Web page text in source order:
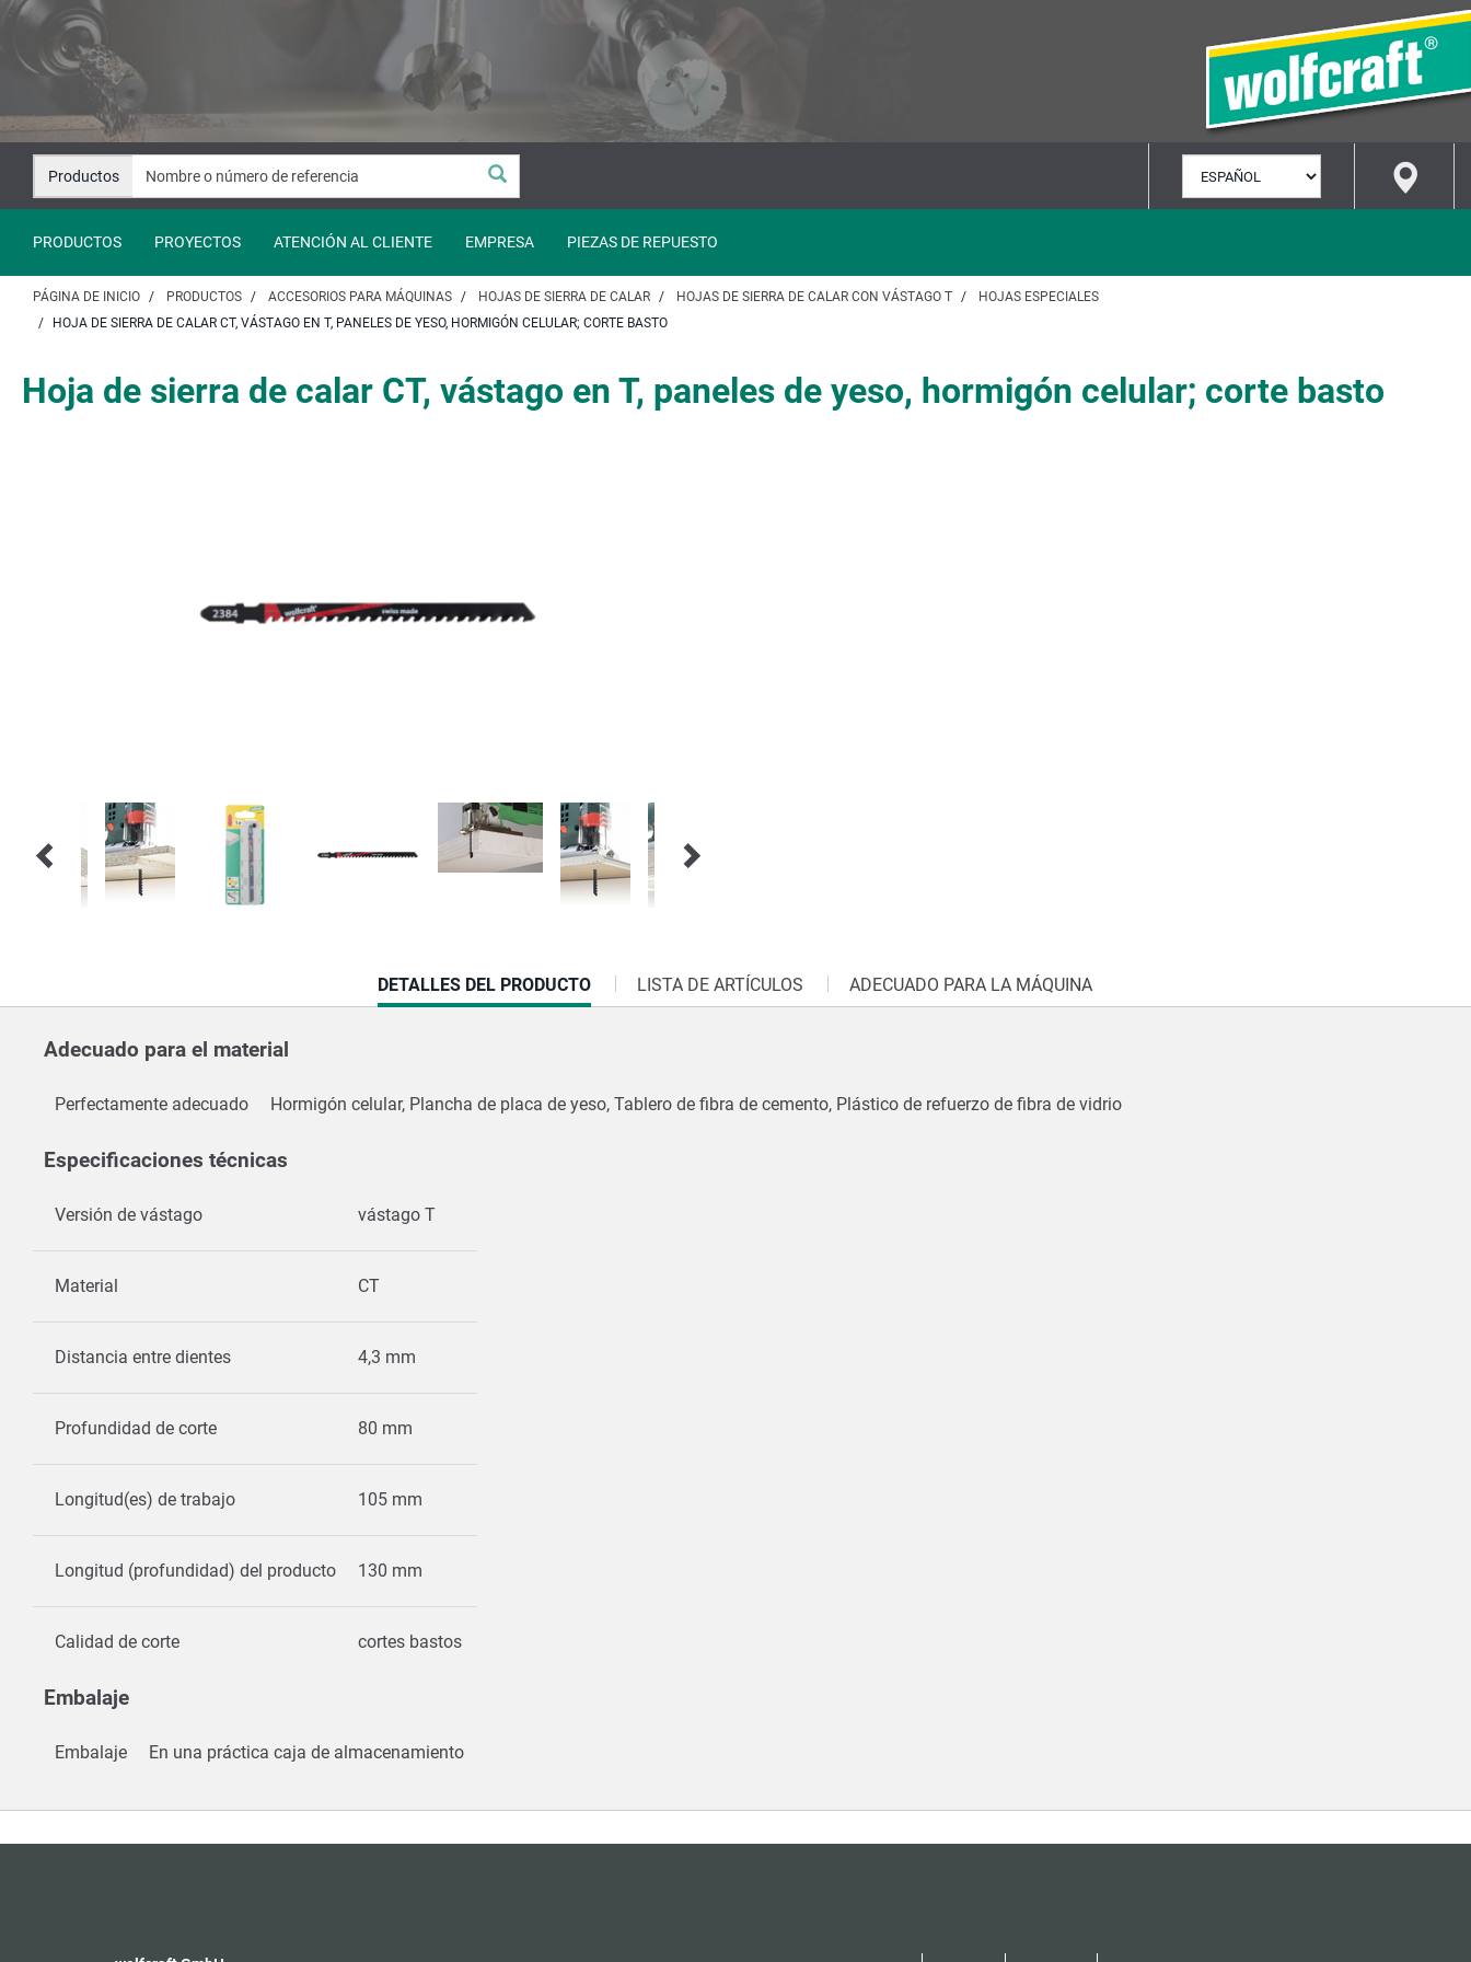
Saltar
contenido
Saltar
Productos
IDIOMA
PRODUCTOS PROYECTOS ATENCIÓN AL CLIENTE EMPRESA PIEZAS DE REPUESTO
PÁGINA DE INICIO PRODUCTOS ACCESORIOS PARA MÁQUINAS HOJAS DE SIERRA DE CALAR HOJAS DE SIERRA DE CALAR CON VÁSTAGO T
HOJAS ESPECIALES
HOJA DE SIERRA DE CALAR CT, VÁSTAGO EN T, PANELES DE YESO, HORMIGÓN CELULAR; CORTE BASTO
Hoja de sierra de calar CT, vástago en T, paneles de yeso, hormigón celular; corte basto
CURRENT
TAB:
DETALLES DEL PRODUCTO LISTA DE ARTÍCULOS ADECUADO PARA LA MÁQUINA
Adecuado para el material
Perfectamente adecuado Hormigón celular, Plancha de placa de yeso, Tablero de fibra de cemento, Plástico de refuerzo de fibra de vidrio
Especificaciones técnicas
Versión de vástago vástago T
Material CT
Distancia entre dientes 4,3 mm
Profundidad de corte 80 mm
Longitud(es) de trabajo 105 mm
Longitud (profundidad) del producto 130 mm
Calidad de corte cortes bastos
Embalaje
Embalaje En una práctica caja de almacenamiento